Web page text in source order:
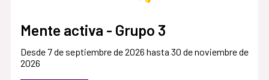
Mente activa - Grupo 3
Desde 7 de septiembre de 2026 hasta 30 de noviembre de
2026